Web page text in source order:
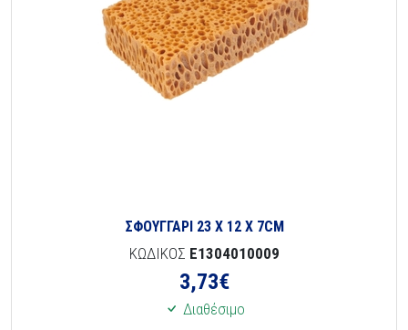
ΣΦΟΥΓΓΑΡΙ 23 Χ 12 Χ 7CM
ΚΩΔΙΚΟΣ E1304010009
3,73€
Διαθέσιμο